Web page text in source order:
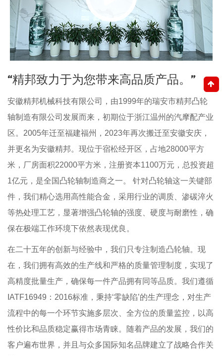
“精邦致力于为您带来高品质产品。”
安徽精邦机械科技有限公司，由1999年的瑞安市精邦凸轮
轴制造有限公司发展而来，初期位于浙江温州的汽摩配产业
区。2005年迁至福建福州，2023年再次搬迁至安徽安庆，
并更名为安徽精邦。现位于宿松经开区，占地28000平方
米，厂房面积22000平方米，注册资本1100万元，总投资超
1亿元，是全国凸轮轴制造商之一。 针对凸轮轴这一关键部
件，我们精心选用高性能合金，采用行业的调质、渗碳淬火
等热处理工艺，显著增强凸轮轴的强度、硬度与耐磨性，确
保在极端工作环境下依然表现优良。
在二十五年的创新与经验中，我们只专注制造凸轮轴。现
在，我们拥有高效的生产线和严格的质量管理制度，实现了
高精度批量生产，确保每一件产品拥有同等品质。我们遵循
IATF16949：2016标准，秉持‘零缺陷’的生产理念，对生产
流程中的每一个环节实施多层次、全方位的质量监控，以高
性价比和品质稳定赢得市场青睐。随着产品的发展，我们的
客户遍布世界，并且与众多国际知名品牌建立了战略合作关